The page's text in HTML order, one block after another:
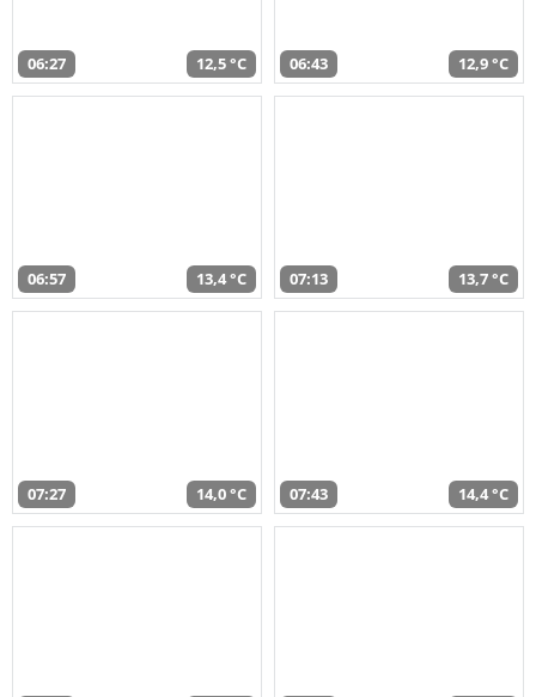
06:27 12,5 °C 06:43 12,9 °C
06:57 13,4 °C 07:13 13,7 °C
07:27 14,0 °C 07:43 14,4 °C